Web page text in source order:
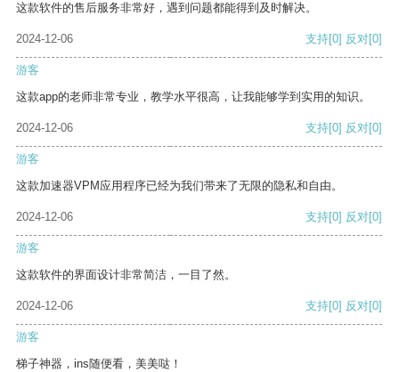
这款软件的售后服务非常好，遇到问题都能得到及时解决。
2024-12-06 支持[0] 反对[0]
游客
这款app的老师非常专业，教学水平很高，让我能够学到实用的知识。
2024-12-06 支持[0] 反对[0]
游客
这款加速器VPM应用程序已经为我们带来了无限的隐私和自由。
2024-12-06 支持[0] 反对[0]
游客
这款软件的界面设计非常简洁，一目了然。
2024-12-06 支持[0] 反对[0]
游客
梯子神器，ins随便看，美美哒！